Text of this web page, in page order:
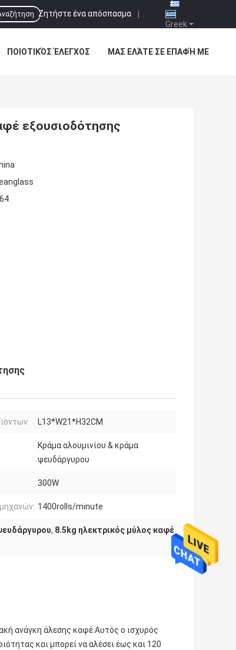
Greek
Ζητήστε ένα απόσπασμα |
ΠΟΙΟΤΙΚΌΣ ΈΛΕΓΧΟΣ ΜΑΣ ΕΛΆΤΕ ΣΕ ΕΠΑΦΉ ΜΕ
εξουσιοδότησης
L13*W21*H32CM
Κράμα αλουμινίου & κράμα
ψευδάργυρου
300W
1400rolls/minute
, 8.5kg ηλεκτρικός μύλος καφέ
ανάγκη άλεσης καφέ.Αυτός ο ισχυρός
και μπορεί να αλέσει έως και 120